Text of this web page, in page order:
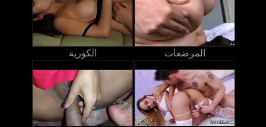
الكورية المرضعات